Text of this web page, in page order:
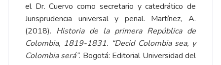
el Dr. Cuervo como secretario y catedrático de
Jurisprudencia universal y penal. Martínez, A.
(2018). Historia de la primera República de
Colombia, 1819-1831. “Decid Colombia sea, y
Colombia será”. Bogotá: Editorial Universidad del